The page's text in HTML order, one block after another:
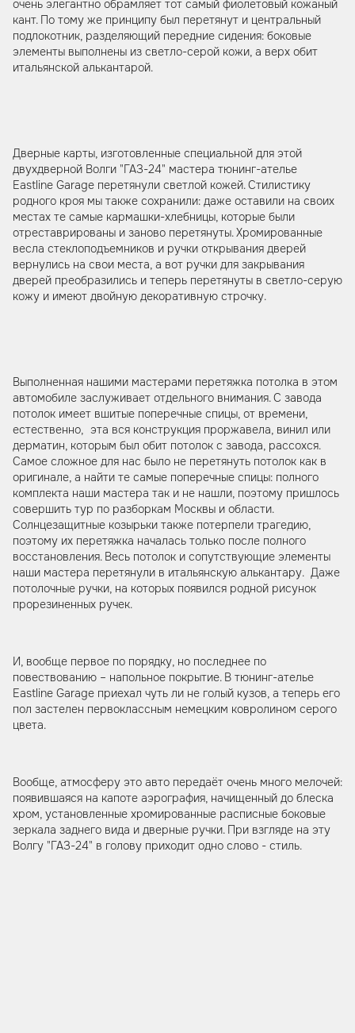
очень элегантно обрамляет тот самый фиолетовый кожаный
кант. По тому же принципу был перетянут и центральный
подлокотник, разделяющий передние сидения: боковые
элементы выполнены из светло-серой кожи, а верх обит
итальянской алькантарой.
Дверные карты, изготовленные специальной для этой
двухдверной Волги "ГАЗ-24" мастера тюнинг-ателье
Eastline Garage перетянули светлой кожей. Стилистику
родного кроя мы также сохранили: даже оставили на своих
местах те самые кармашки-хлебницы, которые были
отреставрированы и заново перетянуты. Хромированные
весла стеклоподъемников и ручки открывания дверей
вернулись на свои места, а вот ручки для закрывания
дверей преобразились и теперь перетянуты в светло-серую
кожу и имеют двойную декоративную строчку.
Выполненная нашими мастерами перетяжка потолка в этом
автомобиле заслуживает отдельного внимания. С завода
потолок имеет вшитые поперечные спицы, от времени,
естественно, эта вся конструкция проржавела, винил или
дерматин, которым был обит потолок с завода, рассохся.
Самое сложное для нас было не перетянуть потолок как в
оригинале, а найти те самые поперечные спицы: полного
комплекта наши мастера так и не нашли, поэтому пришлось
совершить тур по разборкам Москвы и области.
Солнцезащитные козырьки также потерпели трагедию,
поэтому их перетяжка началась только после полного
восстановления. Весь потолок и сопутствующие элементы
наши мастера перетянули в итальянскую алькантару. Даже
потолочные ручки, на которых появился родной рисунок
прорезиненных ручек.
И, вообще первое по порядку, но последнее по
повествованию – напольное покрытие. В тюнинг-ателье
Eastline Garage приехал чуть ли не голый кузов, а теперь его
пол застелен первоклассным немецким ковролином серого
цвета.
Вообще, атмосферу это авто передаёт очень много мелочей:
появившаяся на капоте аэрография, начищенный до блеска
хром, установленные хромированные расписные боковые
зеркала заднего вида и дверные ручки. При взгляде на эту
Волгу "ГАЗ-24" в голову приходит одно слово - стиль.